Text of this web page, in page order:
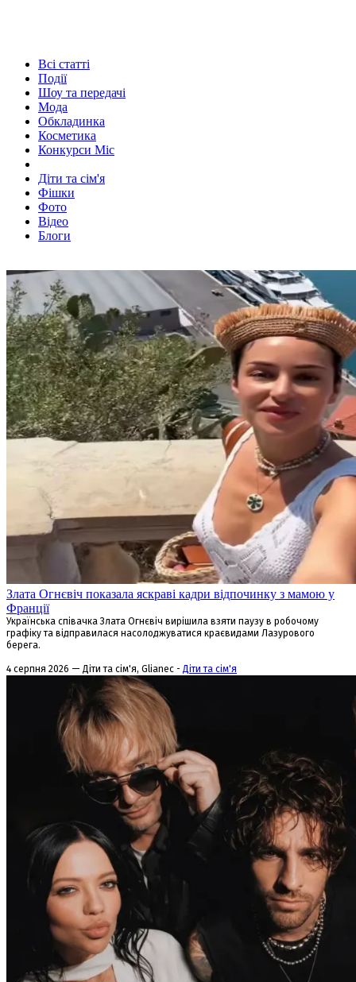
Всі статті
Події
Шоу та передачі
Мода
Обкладинка
Косметика
Конкурси Міс
Діти та сім'я
Фішки
Фото
Відео
Блоги
Злата Огнєвіч показала яскраві кадри відпочинку з мамою у
Франції
Українська співачка Злата Огнєвіч вирішила взяти паузу в робочому
графіку та відправилася насолоджуватися краєвидами Лазурового
берега.
4 серпня 2026 — Діти та сім'я, Glianec - Діти та сім'я